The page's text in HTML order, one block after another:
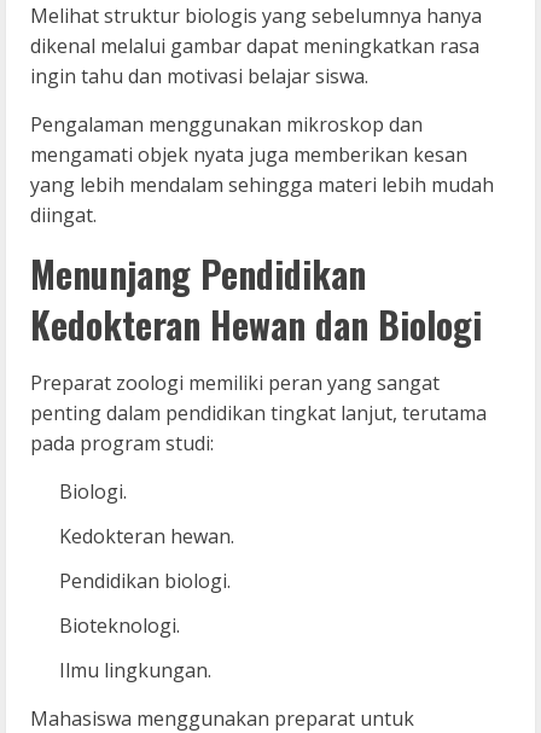
Melihat struktur biologis yang sebelumnya hanya
dikenal melalui gambar dapat meningkatkan rasa
ingin tahu dan motivasi belajar siswa.
Pengalaman menggunakan mikroskop dan
mengamati objek nyata juga memberikan kesan
yang lebih mendalam sehingga materi lebih mudah
diingat.
Menunjang Pendidikan
Kedokteran Hewan dan Biologi
Preparat zoologi memiliki peran yang sangat
penting dalam pendidikan tingkat lanjut, terutama
pada program studi:
Biologi.
Kedokteran hewan.
Pendidikan biologi.
Bioteknologi.
Ilmu lingkungan.
Mahasiswa menggunakan preparat untuk